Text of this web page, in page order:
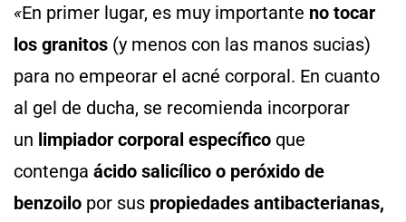
«En primer lugar, es muy importante no tocar
los granitos (y menos con las manos sucias)
para no empeorar el acné corporal. En cuanto
al gel de ducha, se recomienda incorporar
un limpiador corporal específico que
contenga ácido salicílico o peróxido de
benzoilo por sus propiedades antibacterianas,